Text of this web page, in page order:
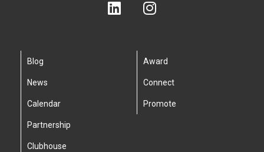
Blog
News
Calendar
Partnership
Clubhouse
Award
Connect
Promote